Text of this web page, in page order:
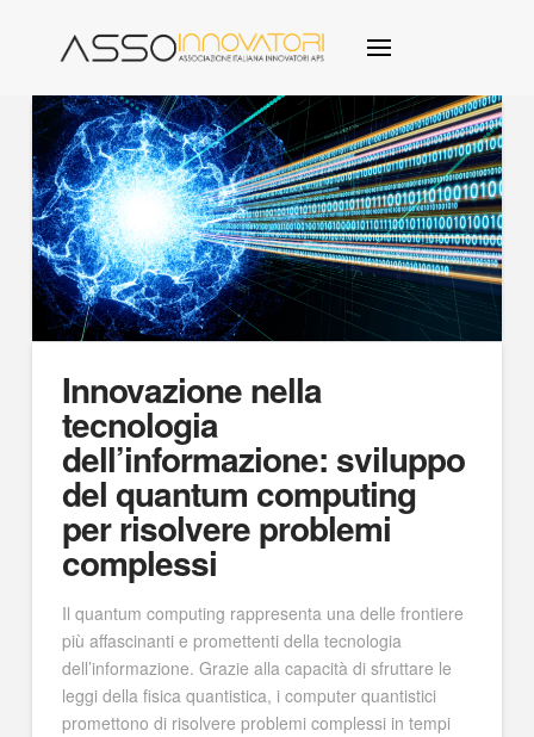
Innovazione nella
tecnologia
dell’informazione: sviluppo
del quantum computing
per risolvere problemi
complessi
Il quantum computing rappresenta una delle frontiere
più affascinanti e promettenti della tecnologia
dell’informazione. Grazie alla capacità di sfruttare le
leggi della fisica quantistica, i computer quantistici
promettono di risolvere problemi complessi in tempi